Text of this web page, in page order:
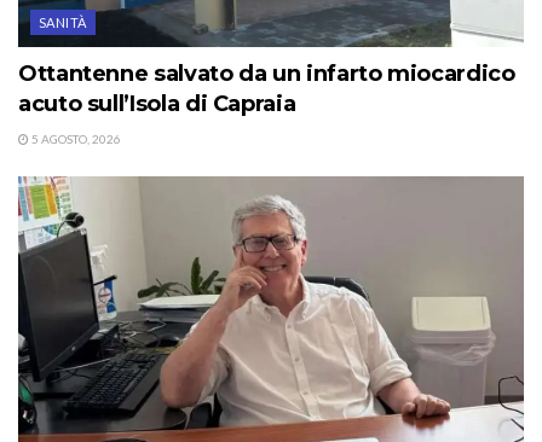
SANITÀ
Ottantenne salvato da un infarto miocardico
acuto sull’Isola di Capraia
5 AGOSTO, 2026